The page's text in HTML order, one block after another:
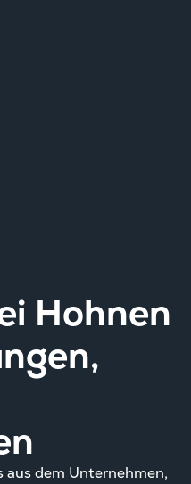
Hohnen
aus dem Unternehmen,